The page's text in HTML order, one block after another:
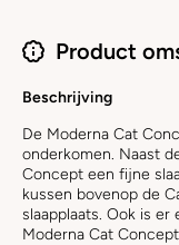
Product
Beschrijving
De Moderna Cat
onderkomen. Naast
Concept een fijne
kussen bovenop de
slaapplaats. Ook is er
Moderna Cat